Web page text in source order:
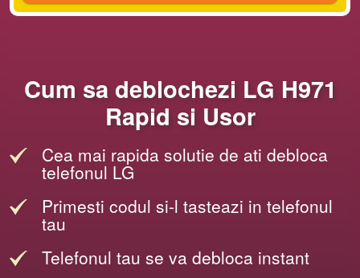
Cum sa deblochezi LG H971
Rapid si Usor
Cea mai rapida solutie de ati debloca
telefonul LG
Primesti codul si-l tasteazi in telefonul
tau
Telefonul tau se va debloca instant